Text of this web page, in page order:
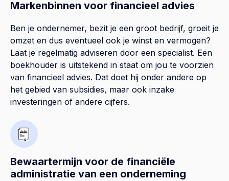
Markenbinnen voor financieel advies
Ben je ondernemer, bezit je een groot bedrijf, groeit je
omzet en dus eventueel ook je winst en vermogen?
Laat je regelmatig adviseren door een specialist. Een
boekhouder is uitstekend in staat om jou te voorzien
van financieel advies. Dat doet hij onder andere op
het gebied van subsidies, maar ook inzake
investeringen of andere cijfers.
Bewaartermijn voor de financiële
administratie van een onderneming